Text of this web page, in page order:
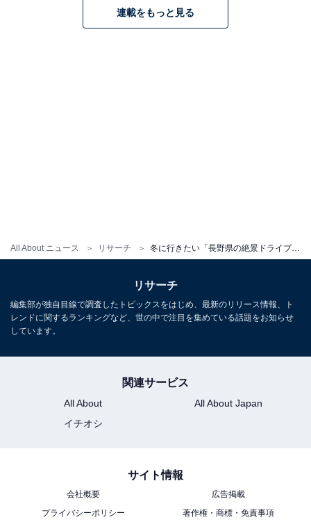
All About ニュース リサーチ
1 2
連載をもっと見る
リサーチ
編集部が独自目線で調査したトピックスをはじめ、最新のリリース情報、ト
レンドに関するランキングなど、世の中で注目を集めている話題をお知らせ
しています。
関連サービス
All About
All About Japan
イチオシ
サイト情報
会社概要
広告掲載
プライバシーポリシー
著作権・商標・免責事項